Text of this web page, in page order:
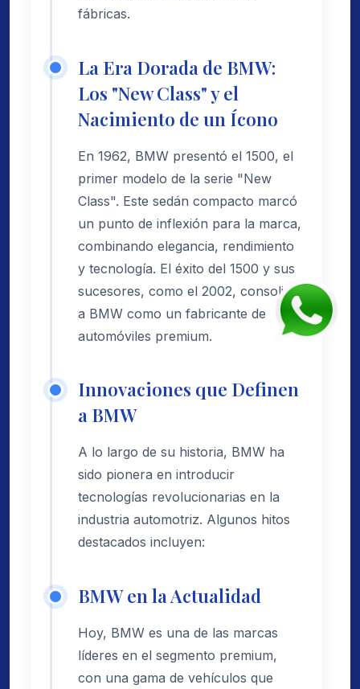
fábricas.
La Era Dorada de BMW:
Los "New Class" y el
Nacimiento de un Ícono
En 1962, BMW presentó el 1500, el
primer modelo de la serie "New
Class". Este sedán compacto marcó
un punto de inflexión para la marca,
combinando elegancia, rendimiento
y tecnología. El éxito del 1500 y sus
sucesores, como el 2002, consolidó
a BMW como un fabricante de
automóviles premium.
Innovaciones que Definen
a BMW
A lo largo de su historia, BMW ha
sido pionera en introducir
tecnologías revolucionarias en la
industria automotriz. Algunos hitos
destacados incluyen:
BMW en la Actualidad
Hoy, BMW es una de las marcas
líderes en el segmento premium,
con una gama de vehículos que